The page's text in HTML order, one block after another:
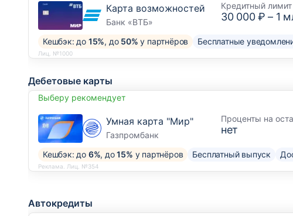
Карта возможностей
Банк «ВТБ»
Кредитный лимит
30 000 ₽ – 1
Кешбэк: до 15%, до 50% у партнёров Бесплатные
Лиц. №1000
Дебетовые карты
Выберу рекомендует
Умная карта "Мир"
Газпромбанк
Проценты на
нет
Кешбэк: до 6%, до15% у партнёров Бесплатный выпуск
Реклама. Лиц. №354
Автокредиты